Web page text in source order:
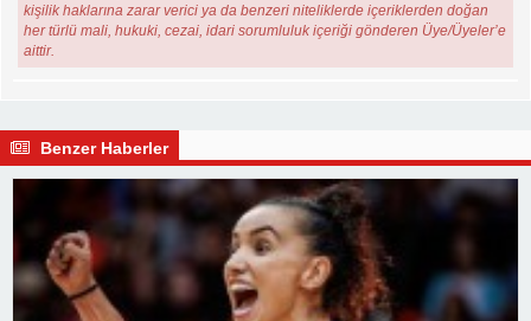
kişilik haklarına zarar verici ya da benzeri niteliklerde içeriklerden doğan
her türlü mali, hukuki, cezai, idari sorumluluk içeriği gönderen Üye/Üyeler’e
aittir.
Benzer Haberler